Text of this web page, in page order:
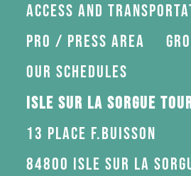
Access and
Pro / press area
Our schedules
Isle sur la Sorgue
13 Place F.Buisson
84800 Isle sur la